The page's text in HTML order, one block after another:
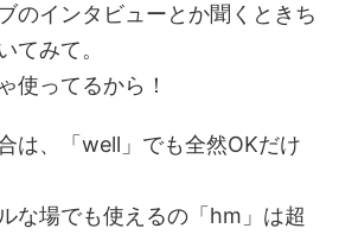
のインタビューとか聞くときち
てみて。
使ってるから！
は、「well」でも全然OKだけ
な場でも使えるの「hm」は超